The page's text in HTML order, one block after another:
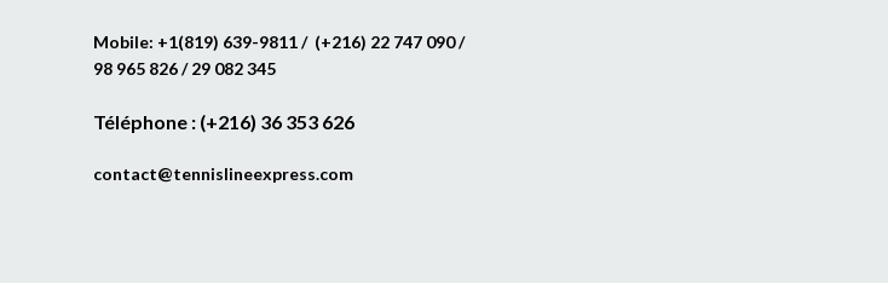
Mobile: +1(819) 639-9811 / (+216) 22 747 090 /
98 965 826 / 29 082 345
Téléphone : (+216) 36 353 626
contact@tennislineexpress.com